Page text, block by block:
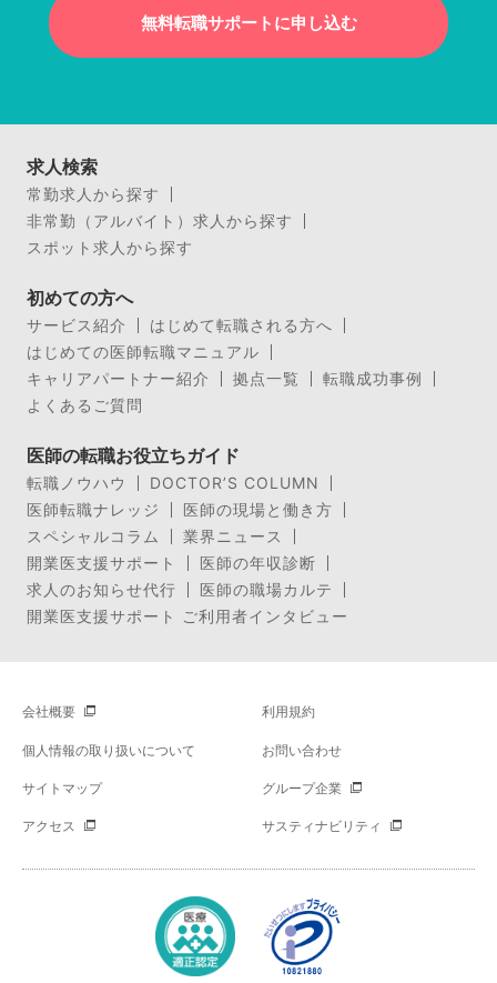
無料転職サポートに申し込む
求人検索
常勤求人から探す
非常勤（アルバイト）求人から探す
スポット求人から探す
初めての方へ
サービス紹介
はじめて転職される方へ
はじめての医師転職マニュアル
キャリアパートナー紹介
拠点一覧
転職成功事例
よくあるご質問
医師の転職お役立ちガイド
転職ノウハウ
DOCTOR’S COLUMN
医師転職ナレッジ
医師の現場と働き方
スペシャルコラム
業界ニュース
開業医支援サポート
医師の年収診断
求人のお知らせ代行
医師の職場カルテ
開業医支援サポート ご利用者インタビュー
会社概要 利用規約
個人情報の取り扱いについて お問い合わせ
サイトマップ グループ企業
アクセス サスティナビリティ